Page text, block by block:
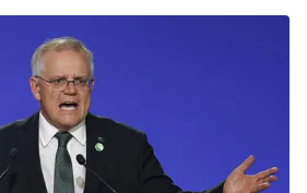
Shorts video
VTV Thể thao